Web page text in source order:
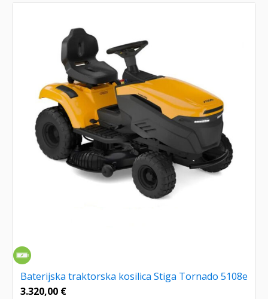
Baterijska traktorska kosilica Stiga Tornado 5108e
3.320,00 €